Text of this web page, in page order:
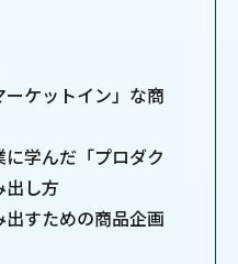
ーケットイン」な商
に学んだ「プロダク
出し方
出すための商品企画